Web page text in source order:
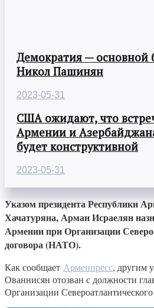
Демократия —
Никол Пашинян
2023-05-31
США ожидают, что
Армении и
будет конструктивной
2023-05-31
Указом президента Республики
Хачатуряна, Арман Исраелян
Армении при Организации
договора (НАТО).
Как сообщает Арменпресс, другим
Ованнисян отозван с должности
Организации